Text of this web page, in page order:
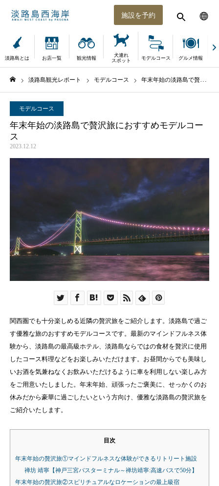
施設を予約
淡路島とは お店一覧 観光情報
犬連れ
スポット
モデルコース グルメ情報
淡路島観光レポート モデルコース 年末年始の淡路島で贅沢旅におすすめモデルコース
モデルコース
年末年始の淡路島で贅沢旅におすすめモデルコー
ス
2023.12.12
関西圏でも十分楽しめる近隣の贅沢旅をご紹介します。淡路島で過ご
す優雅な旅のおすすめモデルコースです。最新のマインドフルネス体
験から、淡路島の最高級ホテル、淡路島ならではの食材を贅沢に使用
したコース料理などをお楽しみいただけます。お昼間からでも美味し
いお酒を気兼ねなくお飲みいただけるように車を利用しない楽しみ方
をご用意いたしました。年末年始、頑張ったご褒美に、せっかくのお
休みだから豪華に過ごしたいという方向け、優雅な淡路島の贅沢旅を
ご紹介いたします。
目次
年末年始の贅沢旅①マインドフルネスな体験ができるリトリート施設
禅坊 靖寧【神戸三宮バスターミナル～禅坊靖寧:高速バスで50分】
年末年始の贅沢旅②スピリチュアルなロケーションの最上級宿